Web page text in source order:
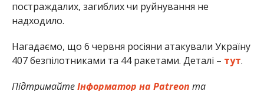
постраждалих, загиблих чи руйнування не
надходило.
Нагадаємо, що 6 червня росіяни атакували Україну
407 безпілотниками та 44 ракетами. Деталі – тут.
ПідтримайтеІнформатор на Patreon та